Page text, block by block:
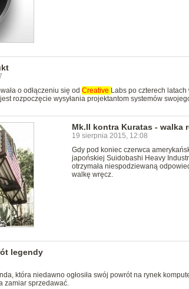
o odłączeniu się od Creative Labs po czterech latach
rozpoczęcie wysyłania projektantom systemów
Mk.II kontra Kuratas - walka
19 sierpnia 2015, 12:08
Gdy pod koniec czerwca
japońskiej Suidobashi Heavy
otrzymała niespodziewaną
walkę wręcz.
legendy
która niedawno ogłosiła swój powrót na rynek
zamiar sprzedawać.